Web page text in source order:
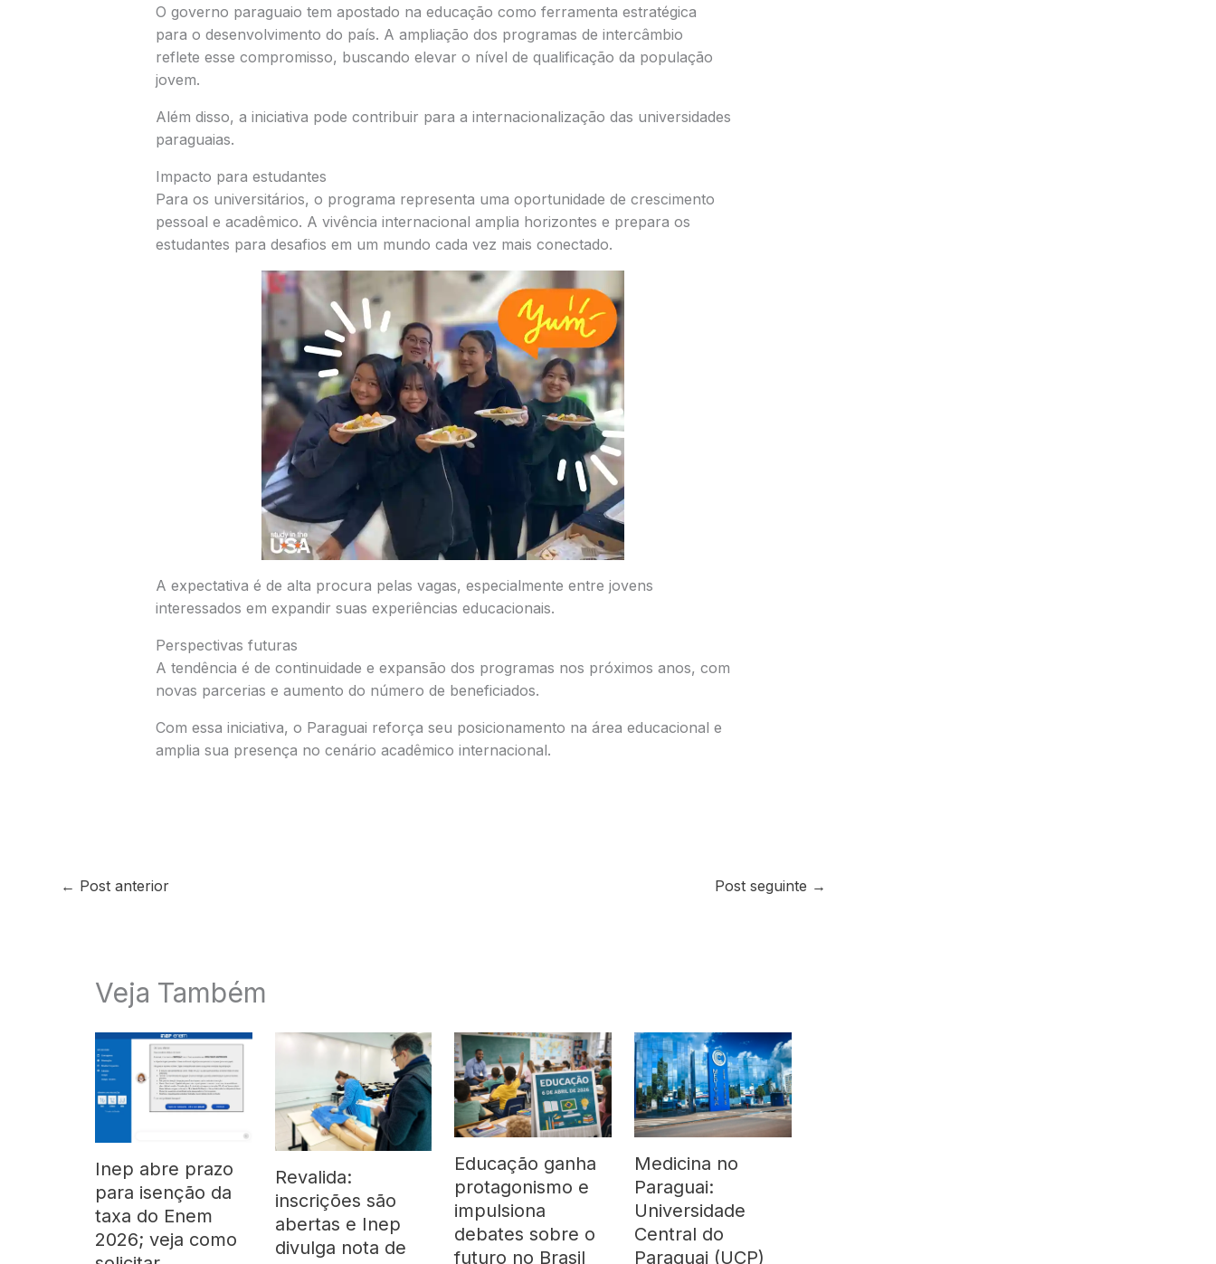
O governo paraguaio tem apostado na educação como ferramenta estratégica
para o desenvolvimento do país. A ampliação dos programas de intercâmbio
reflete esse compromisso, buscando elevar o nível de qualificação da população
jovem.
Além disso, a iniciativa pode contribuir para a internacionalização das universidades
paraguaias.
Impacto para estudantes
Para os universitários, o programa representa uma oportunidade de crescimento
pessoal e acadêmico. A vivência internacional amplia horizontes e prepara os
estudantes para desafios em um mundo cada vez mais conectado.
A expectativa é de alta procura pelas vagas, especialmente entre jovens
interessados em expandir suas experiências educacionais.
Perspectivas futuras
A tendência é de continuidade e expansão dos programas nos próximos anos, com
novas parcerias e aumento do número de beneficiados.
Com essa iniciativa, o Paraguai reforça seu posicionamento na área educacional e
amplia sua presença no cenário acadêmico internacional.
← Post anterior Post seguinte →
Veja Também
Inep abre prazo
para isenção da
taxa do Enem
2026; veja como
Revalida:
inscrições são
abertas e Inep
divulga nota de
Educação ganha
protagonismo e
impulsiona
debates sobre o
futuro no Brasil
Medicina no
Paraguai:
Universidade
Central do
Paraguai (UCP)